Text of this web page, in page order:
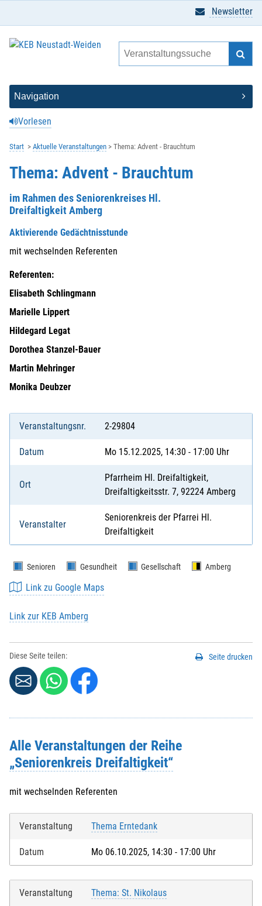
Vorlesen
Newsletter
Start Aktuelle Veranstaltungen Thema: Advent - Brauchtum
Thema: Advent - Brauchtum
im Rahmen des Seniorenkreises Hl.
Dreifaltigkeit Amberg
Aktivierende Gedächtnisstunde
mit wechselnden Referenten
Referenten:
Elisabeth Schlingmann
Marielle Lippert
Hildegard Legat
Dorothea Stanzel-Bauer
Martin Mehringer
Monika Deubzer
Veranstaltungsnr. 2-29804
Datum Mo 15.12.2025, 14:30 - 17:00 Uhr
Ort
Pfarrheim Hl. Dreifaltigkeit,
Dreifaltigkeitsstr. 7, 92224 Amberg
Veranstalter
Seniorenkreis der Pfarrei Hl.
Dreifaltigkeit
Senioren Gesundheit Gesellschaft Amberg
Link zu Google Maps
Link zur KEB Amberg
Diese Seite teilen: Seite drucken
Alle Veranstaltungen der Reihe
„Seniorenkreis Dreifaltigkeit“
mit wechselnden Referenten
Veranstaltung Thema Erntedank
Datum Mo 06.10.2025, 14:30 - 17:00 Uhr
Veranstaltung Thema: St. Nikolaus